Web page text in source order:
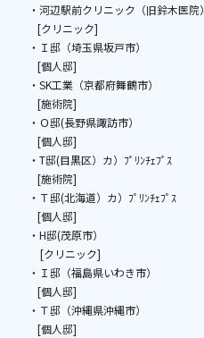
・河辺駅前クリニック（旧鈴木医院）
[クリニック]
・Ｉ邸（埼玉県坂戸市）
[個人邸]
・SK工業（京都府舞鶴市）
[施術院]
・Ｏ邸(長野県諏訪市）
[個人邸]
・T邸(目黒区）カ）ﾌﾟﾘﾝﾁｪﾌﾟｽ
[施術院]
・Ｔ邸(北海道）カ）ﾌﾟﾘﾝﾁｪﾌﾟｽ
[個人邸]
・H邸(茂原市）
[クリニック]
・Ｉ邸（福島県いわき市）
[個人邸]
・Ｔ邸（沖縄県沖縄市）
[個人邸]